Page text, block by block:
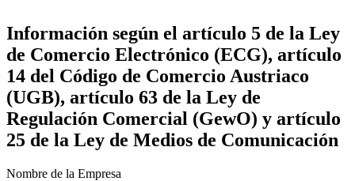
Información según el artículo 5 de la Ley
de Comercio Electrónico (ECG), artículo
14 del Código de Comercio Austriaco
(UGB), artículo 63 de la Ley de
Regulación Comercial (GewO) y artículo
25 de la Ley de Medios de Comunicación
Nombre de la Empresa